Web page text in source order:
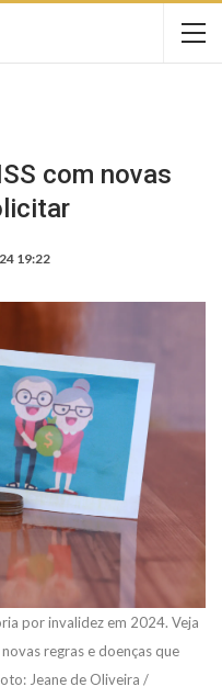
com novas
19:22
por invalidez em 2024. Veja
regras e doenças que
Jeane de Oliveira /